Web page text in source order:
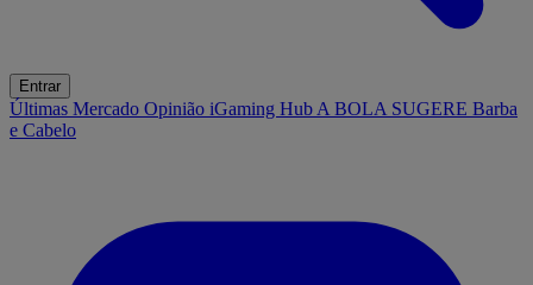
Entrar
Últimas Mercado Opinião iGaming Hub A BOLA SUGERE Barba
e Cabelo